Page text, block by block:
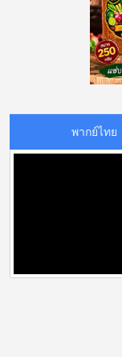
พากย์ไทย